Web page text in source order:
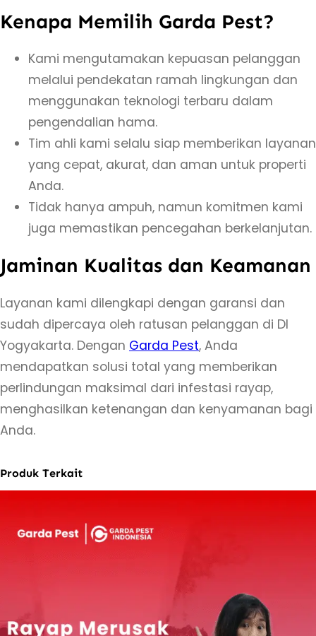
R
a
m
r
–
P
e
n
a
n
a
a
Kenapa Memilih Garda Pest?
Kami mengutamakan kepuasan pelanggan
melalui pendekatan ramah lingkungan dan
menggunakan teknologi terbaru dalam
pengendalian hama.
Tim ahli kami selalu siap memberikan layanan
yang cepat, akurat, dan aman untuk properti
Anda.
Tidak hanya ampuh, namun komitmen kami
juga memastikan pencegahan berkelanjutan.
Jaminan Kualitas dan Keamanan
Layanan kami dilengkapi dengan garansi dan
sudah dipercaya oleh ratusan pelanggan di DI
Yogyakarta. Dengan Garda Pest, Anda
mendapatkan solusi total yang memberikan
perlindungan maksimal dari infestasi rayap,
menghasilkan ketenangan dan kenyamanan bagi
Anda.
Produk Terkait